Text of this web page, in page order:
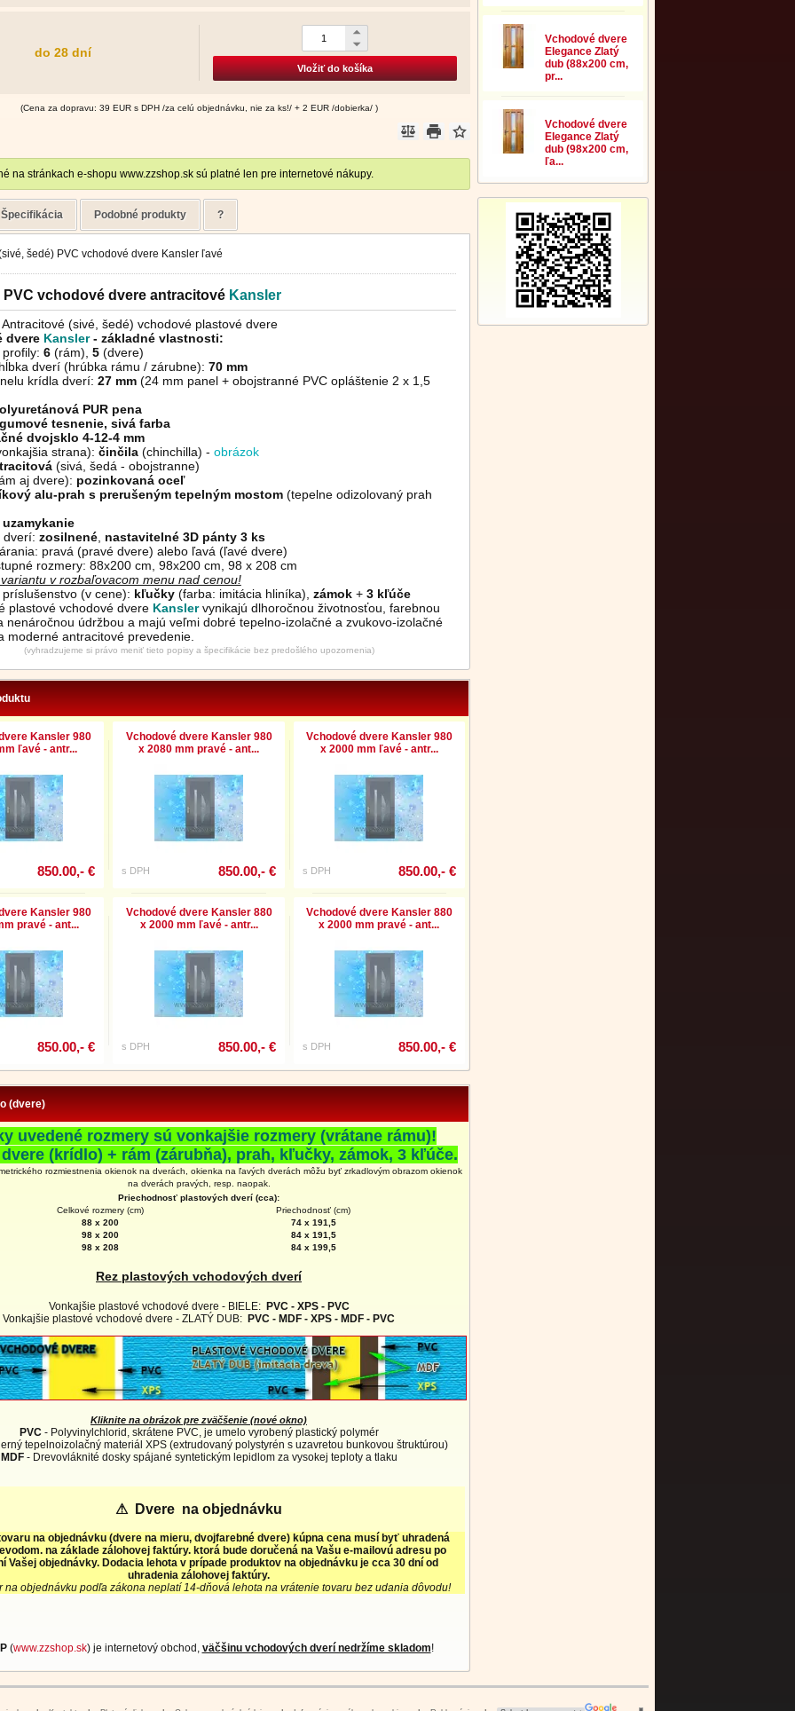
Vchodové dvere
Elegance Zlatý
dub (88x200 cm,
pr...
Vchodové dvere
Elegance Zlatý
dub (98x200 cm,
ľa...
do 28 dní
Vložiť do košíka
(Cena za dopravu: 39 EUR s DPH /za celú objednávku, nie za ks!/ + 2 EUR /dobierka/ )
na stránkach e-shopu www.zzshop.sk sú platné len pre internetové nákupy.
Špecifikácia Podobné produkty ?
šedé) PVC vchodové dvere Kansler ľavé
PVC vchodové dvere antracitové Kansler
(sivé, šedé) vchodové plastové dvere
dvere Kansler- základné vlastnosti:
6 (rám), 5(dvere)
dverí (hrúbka rámu / zárubne): 70 mm
krídla dverí: 27 mm(24 mm panel + obojstranné PVC opláštenie 2 x 1,5
PUR pena
tesnenie, sivá farba
dvojsklo 4-12-4 mm
strana): činčila(chinchilla) - obrázok
(sivá, šedá - obojstranne)
aj dvere): pozinkovaná oceľ
alu-prah s prerušeným tepelným mostom(tepelne odizolovaný prah
dverí: zosilnené, nastavitelné 3D pánty 3 ks
pravá (pravé dvere) alebo ľavá (ľavé dvere)
rozmery: 88x200 cm, 98x200 cm, 98 x 208 cm
v rozbaľovacom menu nad cenou!
(v cene): kľučky(farba: imitácia hliníka), zámok+ 3 kľúče
plastové vchodové dvere Kanslervynikajú dlhoročnou životnosťou, farebnou
nenáročnou údržbou a majú veľmi dobré tepelno-izolačné a zvukovo-izolačné
moderné antracitové prevedenie.
(vyhradzujeme si právo meniť tieto popisy a špecifikácie bez predošlého upozornenia)
Kansler 980
ľavé - antr...
850.00,- €
Vchodové dvere Kansler 980
x 2080 mm pravé - ant...
s DPH 850.00,- €
Vchodové dvere Kansler 980
x 2000 mm ľavé - antr...
s DPH 850.00,- €
Kansler 980
pravé - ant...
850.00,- €
Vchodové dvere Kansler 880
x 2000 mm ľavé - antr...
s DPH 850.00,- €
Vchodové dvere Kansler 880
x 2000 mm pravé - ant...
s DPH 850.00,- €
(dvere)
uvedené rozmery sú vonkajšie rozmery (vrátane rámu)!
(krídlo) + rám (zárubňa), prah, kľučky, zámok, 3 kľúče.
rozmiestnenia okienok na dverách, okienka na ľavých dverách môžu byť zrkadlovým obrazom okienok
na dverách pravých, resp. naopak.
Priechodnosť plastových dverí (cca):
Celkové rozmery (cm)
Priechodnosť (cm)
88 x 200
74 x 191,5
98 x 200
84 x 191,5
98 x 208
84 x 199,5
Rez plastových vchodových dverí
Vonkajšie plastové vchodové dvere - BIELE: PVC - XPS - PVC
Vonkajšie plastové vchodové dvere - ZLATÝ DUB: PVC - MDF - XPS - MDF - PVC
Kliknite na obrázok pre zväčšenie (nové okno)
PVC- Polyvinylchlorid, skrátene PVC, je umelo vyrobený plastický polymér
tepelnoizolačný materiál XPS (extrudovaný polystyrén s uzavretou bunkovou štruktúrou)
MDF- Drevovláknité dosky spájané syntetickým lepidlom za vysokej teploty a tlaku
⚠ Dvere na objednávku
na objednávku (dvere na mieru, dvojfarebné dvere) kúpna cena musí byť uhradená
na základe zálohovej faktúry. ktorá bude doručená na Vašu e-mailovú adresu po
Vašej objednávky. Dodacia lehota v prípade produktov na objednávku je cca 30 dní od
uhradenia zálohovej faktúry.
na objednávku podľa zákona neplatí 14-dňová lehota na vrátenie tovaru bez udania dôvodu!
(www.zzshop.sk) je internetový obchod, väčšinu vchodových dverí nedržíme skladom!